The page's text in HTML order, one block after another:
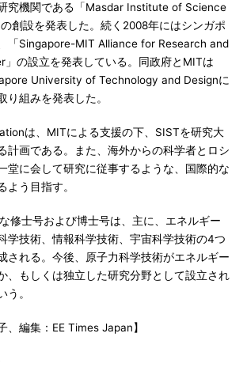
究機関である「Masdar Institute of Science
創設を発表した。続く2008年にはシンガポ
「Singapore-MIT Alliance for Research and
の設立を発表している。同政府とMITは
University of Technology and Designに
り組みを発表した。
は、MITによる支援の下、SISTを研究大
計画である。また、海外からの科学者とロシ
堂に会して研究に従事するような、国際的な
よう目指す。
修士号および博士号は、主に、エネルギー
学技術、情報科学技術、宇宙科学技術の4つ
される。今後、原子力科学技術がエネルギー
、もしくは独立した研究分野として設立され
う。
、編集：EE Times Japan】